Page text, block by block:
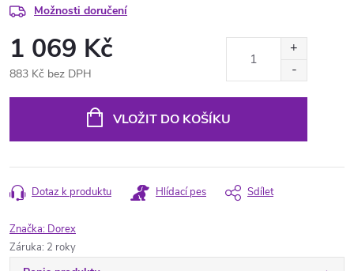
Možnosti doručení
1 069 Kč
883 Kč bez DPH
VLOŽIT DO KOŠÍKU
Dotaz k produktu Hlídací pes Sdílet
Značka: Dorex
Záruka: 2 roky